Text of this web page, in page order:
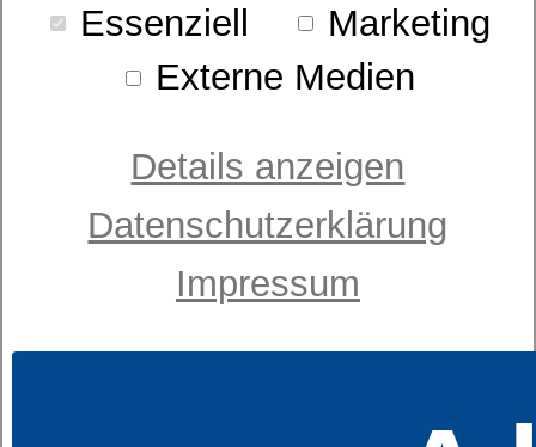
dormabell Cervical NB 4-V
Essenziell
Marketing
Externe Medien
Details anzeigen
Datenschutzerklärung
Impressum